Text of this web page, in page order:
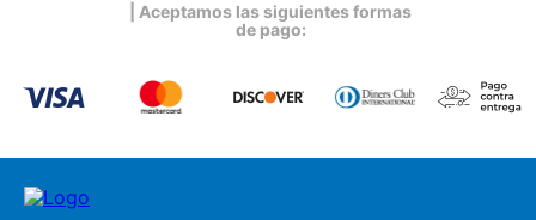
| Aceptamos las siguientes formas
de pago: